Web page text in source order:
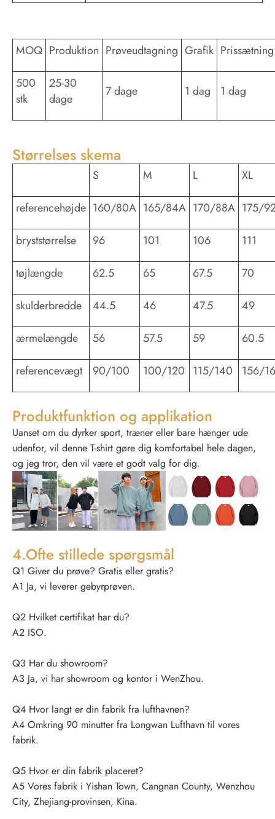
MOQ Produktion Prøveudtagning Grafik Prissætning
500
stk
25-30
dage
7 dage 1 dag 1 dag
Størrelses skema
S M L XL
referencehøjde 160/80A 165/84A 170/88A 175/
bryststørrelse 96 101 106 111
tøjlængde 62.5 65 67.5 70
skulderbredde 44.5 46 47.5 49
ærmelængde 56 57.5 59 60.5
referencevægt 90/100 100/120 115/140 156/
Produktfunktion og applikation
Uanset om du dyrker sport, træner eller bare hænger ude
udenfor, vil denne T-shirt gøre dig komfortabel hele dagen,
og jeg tror, ​​den vil være et godt valg for dig.
4.Ofte stillede spørgsmål
Q1 Giver du prøve? Gratis eller gratis?
A1 Ja, vi leverer gebyrprøven.
Q2 Hvilket certifikat har du?
A2 ISO.
Q3 Har du showroom?
A3 Ja, vi har showroom og kontor i WenZhou.
Q4 Hvor langt er din fabrik fra lufthavnen?
A4 Omkring 90 minutter fra Longwan Lufthavn til vores
fabrik.
Q5 Hvor er din fabrik placeret?
A5 Vores fabrik i Yishan Town, Cangnan County, Wenzhou
City, Zhejiang-provinsen, Kina.